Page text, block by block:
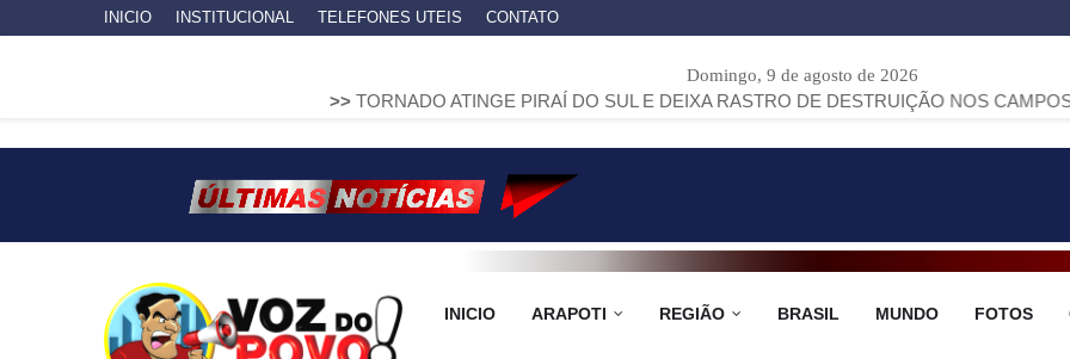
INICIO INSTITUCIONAL TELEFONES UTEIS CONTATO
Domingo, 9 de agosto de 2026
TORNADO ATINGE PIRAÍ DO SUL E DEIXA RASTRO DE DESTRUIÇÃO NOS CAMPOS GERAIS >>
INICIO ARAPOTI REGIÃO BRASIL MUNDO FOTOS